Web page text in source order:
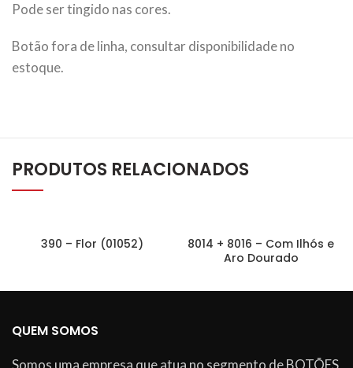
Pode ser tingido nas cores.
Botão fora de linha, consultar disponibilidade no
estoque.
PRODUTOS RELACIONADOS
390 – Flor (01052)
8014 + 8016 – Com Ilhós e
Aro Dourado
QUEM SOMOS
Somos uma empresa que atua no segmento de BOTÕES